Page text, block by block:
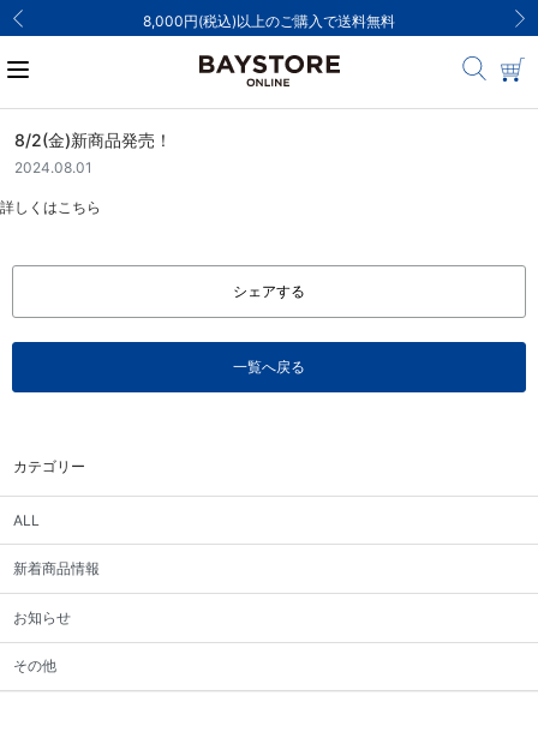
8,000円(税込)以上のご購入で送料無料
カテゴリー
ALL
新着商品情報
お知らせ
その他
8/2(金)新商品発売！
2024.08.01
詳しくはこちら
シェアする
一覧へ戻る